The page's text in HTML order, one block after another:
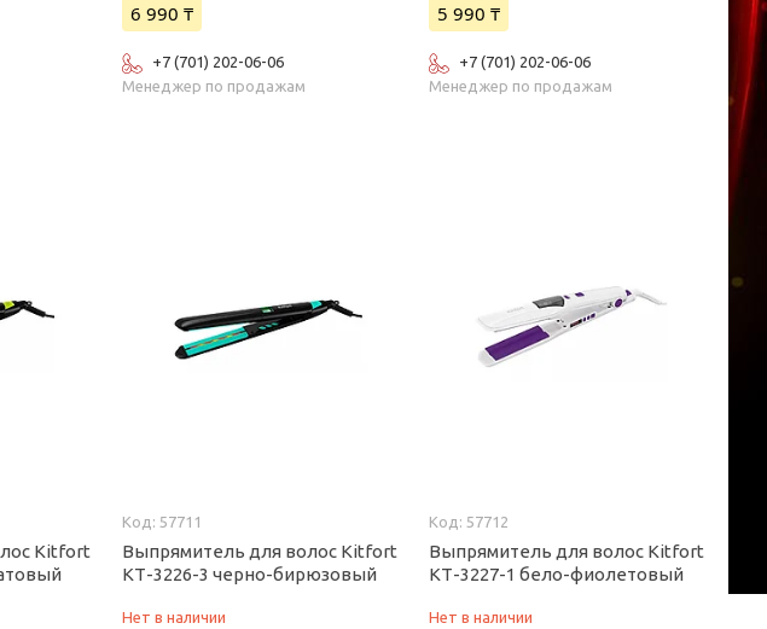
6 990 ₸
+7 (701) 202-06-06
Менеджер по продажам
5 990 ₸
+7 (701) 202-06-06
Менеджер по продажам
Kitfort
57711
Выпрямитель для волос Kitfort
КТ-3226-3 черно-бирюзовый
Нет в наличии
57712
Выпрямитель для волос Kitfort
КТ-3227-1 бело-фиолетовый
Нет в наличии